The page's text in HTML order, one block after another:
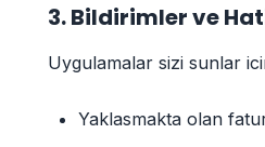
3. Bildirimler ve
Uygulamalar sizi sunlar
Yaklasmakta olan